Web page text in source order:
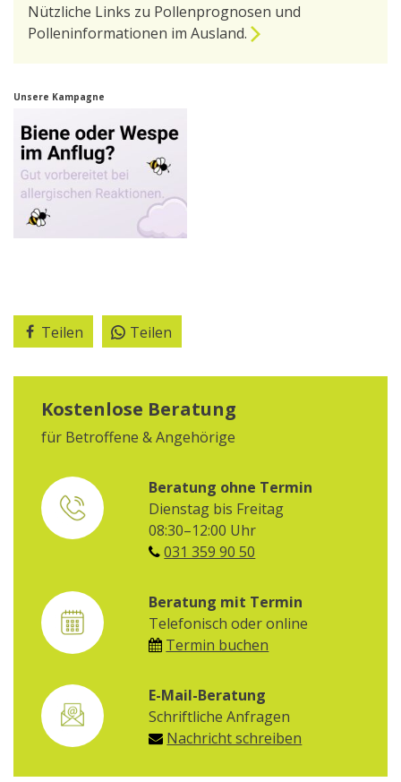
Nützliche Links zu Pollenprognosen und
Polleninformationen im Ausland.
Unsere Kampagne
Teilen Teilen
Kostenlose Beratung
für Betroffene & Angehörige
Beratung ohne Termin
Dienstag bis Freitag
08:30–12:00 Uhr
031 359 90 50
Beratung mit Termin
Telefonisch oder online
Termin buchen
E-Mail-Beratung
Schriftliche Anfragen
Nachricht schreiben